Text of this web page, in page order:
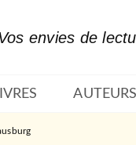
envies de
AUTEURS